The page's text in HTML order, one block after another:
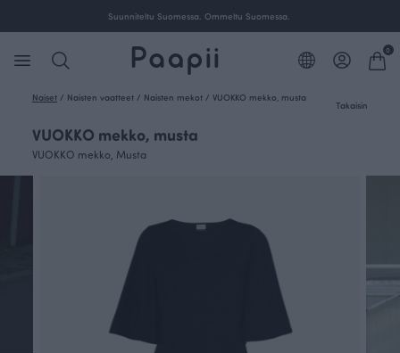
Suunniteltu Suomessa. Ommeltu Suomessa.
0
Naiset / Naisten vaatteet / Naisten mekot / VUOKKO mekko, musta
Takaisin
VUOKKO mekko, musta
VUOKKO mekko, Musta